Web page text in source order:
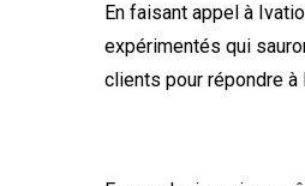
En faisant appel à
expérimentés qui
clients pour répondre